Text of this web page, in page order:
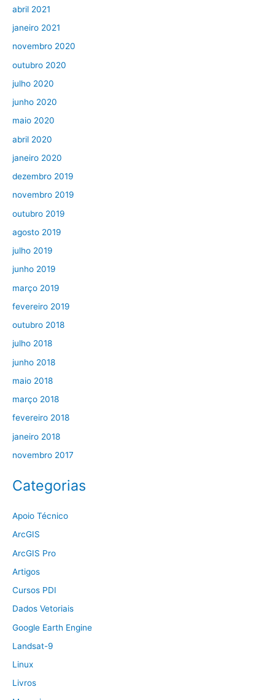
abril 2021
janeiro 2021
novembro 2020
outubro 2020
julho 2020
junho 2020
maio 2020
abril 2020
janeiro 2020
dezembro 2019
novembro 2019
outubro 2019
agosto 2019
julho 2019
junho 2019
março 2019
fevereiro 2019
outubro 2018
julho 2018
junho 2018
maio 2018
março 2018
fevereiro 2018
janeiro 2018
novembro 2017
Categorias
Apoio Técnico
ArcGIS
ArcGIS Pro
Artigos
Cursos PDI
Dados Vetoriais
Google Earth Engine
Landsat-9
Linux
Livros